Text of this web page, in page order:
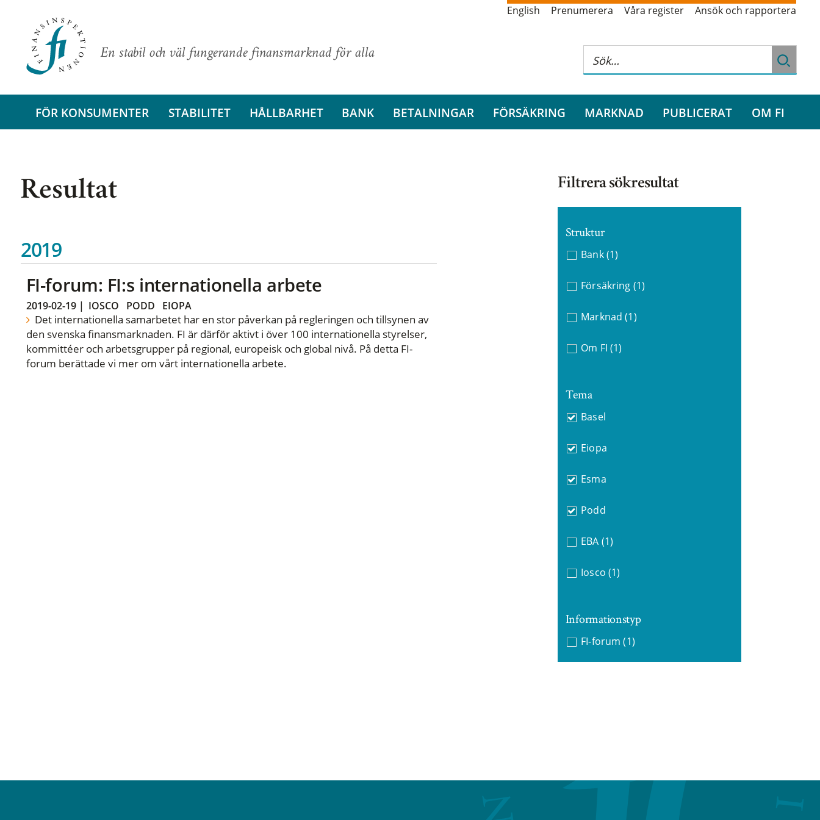
En stabil och väl fungerande finansmarknad för alla
English Prenumerera Våra register Ansök och rapportera
FÖR KONSUMENTER STABILITET HÅLLBARHET BANK BETALNINGAR FÖRSÄKRING MARKNAD PUBLICERAT OM FI
Resultat
2019
FI-forum: FI:s internationella arbete
2019-02-19| IOSCO PODD EIOPA
Det internationella samarbetet har en stor påverkan på regleringen och tillsynen av
den svenska finansmarknaden. FI är därför aktivt i över 100 internationella styrelser,
kommittéer och arbetsgrupper på regional, europeisk och global nivå. På detta FI-
forum berättade vi mer om vårt internationella arbete.
Filtrera sökresultat
Struktur
Bank (1)
Försäkring (1)
Marknad (1)
Om FI (1)
Tema
Basel
Eiopa
Esma
Podd
EBA (1)
Iosco (1)
Informationstyp
FI-forum (1)